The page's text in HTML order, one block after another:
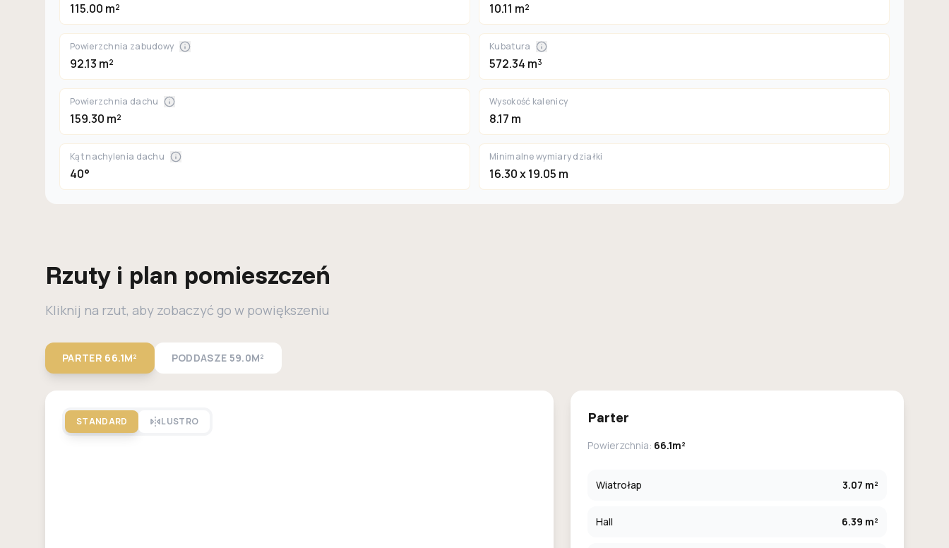
115.00 m² 10.11 m²
Powierzchnia zabudowy
92.13 m²
Kubatura
572.34 m³
Powierzchnia dachu
159.30 m²
Wysokość kalenicy
8.17 m
Kąt nachylenia dachu
40°
Minimalne wymiary działki
16.30 x 19.05 m
Rzuty i plan pomieszczeń
Kliknij na rzut, aby zobaczyć go w powiększeniu
PARTER 66.1M² PODDASZE 59.0M²
STANDARD LUSTRO Parter
Powierzchnia: 66.1m²
Wiatrołap 3.07 m²
Hall 6.39 m²